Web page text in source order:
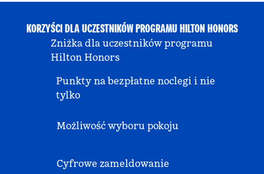
KORZYŚCI DLA UCZESTNIKÓW PROGRAMU HILTON HONORS
Zniżka dla uczestników programu
Hilton Honors
Punkty na bezpłatne noclegi i nie
tylko
Możliwość wyboru pokoju
Cyfrowe zameldowanie